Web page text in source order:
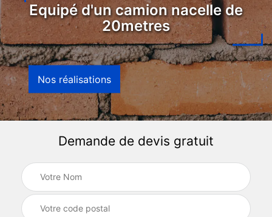
Equipé d'un camion nacelle de
20metres
Nos réalisations
Demande de devis gratuit